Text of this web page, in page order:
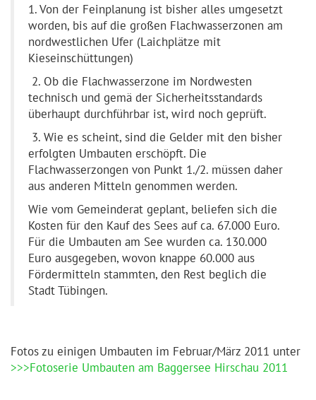
1. Von der Feinplanung ist bisher alles umgesetzt
worden, bis auf die großen Flachwasserzonen am
nordwestlichen Ufer (Laichplätze mit
Kieseinschüttungen)
2. Ob die Flachwasserzone im Nordwesten
technisch und gemä der Sicherheitsstandards
überhaupt durchführbar ist, wird noch geprüft.
3. Wie es scheint, sind die Gelder mit den bisher
erfolgten Umbauten erschöpft. Die
Flachwasserzongen von Punkt 1./2. müssen daher
aus anderen Mitteln genommen werden.
Wie vom Gemeinderat geplant, beliefen sich die
Kosten für den Kauf des Sees auf ca. 67.000 Euro.
Für die Umbauten am See wurden ca. 130.000
Euro ausgegeben, wovon knappe 60.000 aus
Fördermitteln stammten, den Rest beglich die
Stadt Tübingen.
Fotos zu einigen Umbauten im Februar/März 2011 unter
>>>Fotoserie Umbauten am Baggersee Hirschau 2011